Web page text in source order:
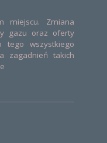
miejscu. Zmiana
gazu oraz oferty
tego wszystkiego
zagadnień takich